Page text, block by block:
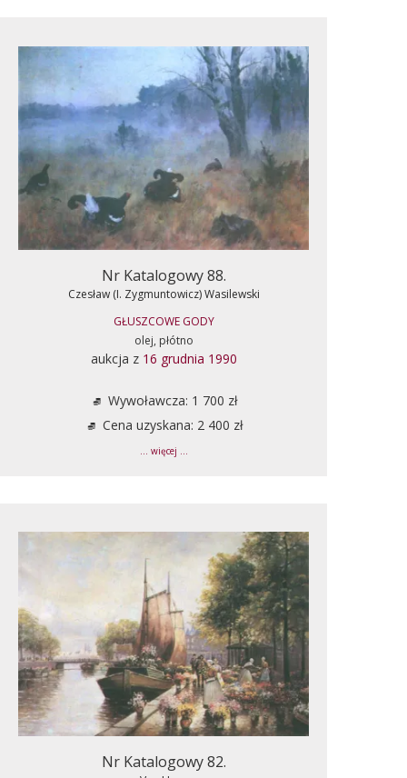
Nr Katalogowy 88.
Czesław (I. Zygmuntowicz) Wasilewski
GŁUSZCOWE GODY
olej, płótno
aukcja z 16 grudnia 1990
Wywoławcza: 1 700 zł
Cena uzyskana: 2 400 zł
... więcej ...
Nr Katalogowy 82.